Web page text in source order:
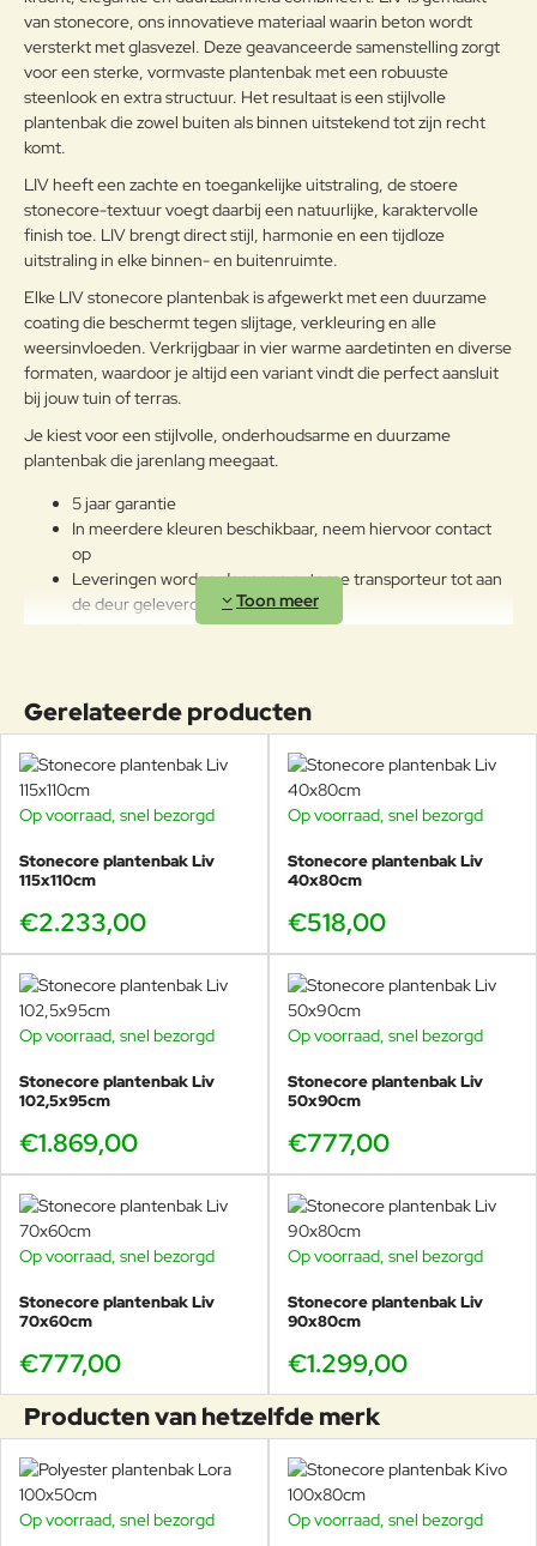
Note:HTML-code wordt niet vertaald!
Waardering:
Waarderin
g:
Verder
van stonecore, ons innovatieve materiaal waarin beton wordt
versterkt met glasvezel. Deze geavanceerde samenstelling zorgt
voor een sterke, vormvaste plantenbak met een robuuste
steenlook en extra structuur. Het resultaat is een stijlvolle
plantenbak die zowel buiten als binnen uitstekend tot zijn recht
komt.
LIV heeft een zachte en toegankelijke uitstraling, de stoere
stonecore-textuur voegt daarbij een natuurlijke, karaktervolle
finish toe. LIV brengt direct stijl, harmonie en een tijdloze
uitstraling in elke binnen- en buitenruimte.
Elke LIV stonecore plantenbak is afgewerkt met een duurzame
coating die beschermt tegen slijtage, verkleuring en alle
weersinvloeden. Verkrijgbaar in vier warme aardetinten en diverse
formaten, waardoor je altijd een variant vindt die perfect aansluit
bij jouw tuin of terras.
Je kiest voor een stijlvolle, onderhoudsarme en duurzame
plantenbak die jarenlang meegaat.
5 jaar garantie
In meerdere kleuren beschikbaar, neem hiervoor contact
op
Leveringen worden door een externe transporteur tot aan
de deur geleverd
Gemaakt van hoogwaardig gewapend glasvezel
Degelijk van kwaliteit
LET OP! DIT PRODUCT KAN NIET GERETOURNEERD
WORDEN.
Gerelateerde producten
Op voorraad, snel bezorgd
Stonecore plantenbak Liv
115x110cm
€2.233,00
Op voorraad, snel bezorgd
Stonecore plantenbak Liv
40x80cm
€518,00
Op voorraad, snel bezorgd
Stonecore plantenbak Liv
102,5x95cm
€1.869,00
Op voorraad, snel bezorgd
Stonecore plantenbak Liv
50x90cm
€777,00
Op voorraad, snel bezorgd
Stonecore plantenbak Liv
70x60cm
€777,00
Op voorraad, snel bezorgd
Stonecore plantenbak Liv
90x80cm
€1.299,00
Producten van hetzelfde merk
Op voorraad, snel bezorgd Op voorraad, snel bezorgd